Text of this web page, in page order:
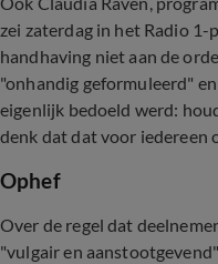
zei zaterdag in het Radio
handhaving niet aan de
"onhandig geformuleerd"
eigenlijk bedoeld werd:
denk dat dat voor iedereen
Ophef
Over de regel dat
"vulgair en